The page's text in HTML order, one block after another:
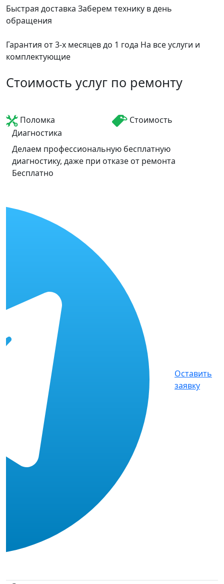
Быстрая доставка Заберем технику в день
обращения
Гарантия от 3-х месяцев до 1 года На все услуги и
комплектующие
Стоимость услуг по ремонту
Поломка
Стоимость
Диагностика
Делаем профессиональную бесплатную
диагностику, даже при отказе от ремонта
Бесплатно
Оставить
заявку